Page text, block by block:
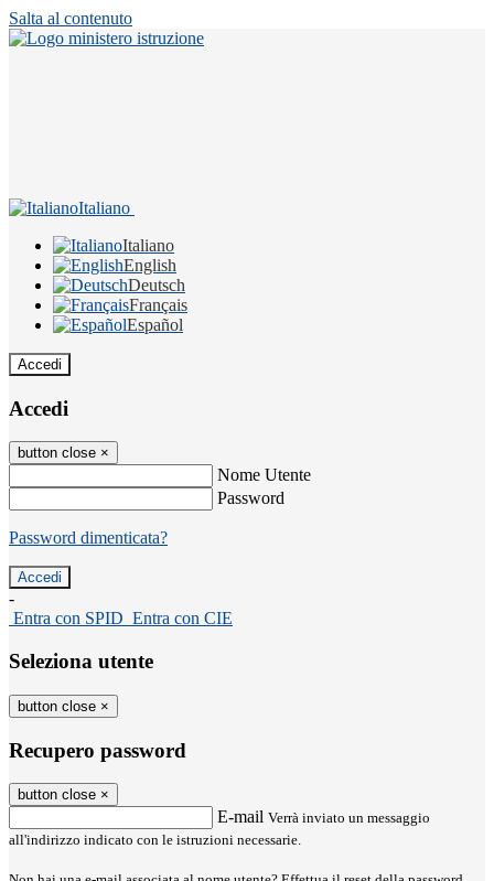
Salta al contenuto
Italiano
Italiano
English
Deutsch
Français
Español
Accedi
Accedi
button close ×
Nome Utente
Password
Password dimenticata?
-
Entra con SPID Entra con CIE
Seleziona utente
button close ×
Recupero password
button close ×
E-mail Verrà inviato un messaggio
all'indirizzo indicato con le istruzioni necessarie.